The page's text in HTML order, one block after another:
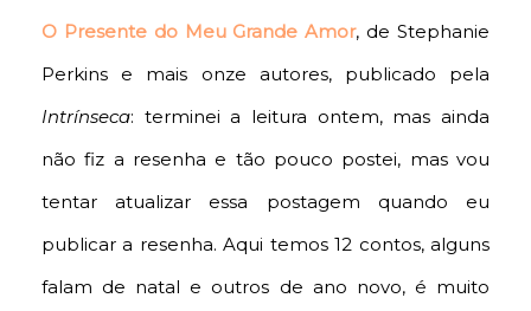
O Presente do Meu Grande Amor, de Stephanie
Perkins e mais onze autores, publicado pela
Intrínseca: terminei a leitura ontem, mas ainda
não fiz a resenha e tão pouco postei, mas vou
tentar atualizar essa postagem quando eu
publicar a resenha. Aqui temos 12 contos, alguns
falam de natal e outros de ano novo, é muito